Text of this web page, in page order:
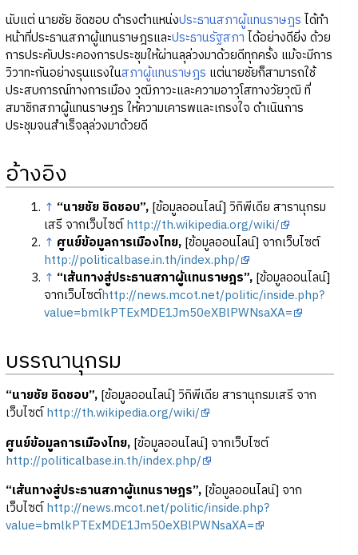
นับแต่ นายชัย ชิดชอบ ดำรงตำแหน่งประธานสภาผู้แทนราษฎร ได้ทำ
หน้าที่ประธานสภาผู้แทนราษฎรและประธานรัฐสภา ได้อย่างดียิ่ง ด้วย
การประคับประคองการประชุมให้ผ่านลุล่วงมาด้วยดีทุกครั้ง แม้จะมีการ
วิวาทะกันอย่างรุนแรงในสภาผู้แทนราษฎร แต่นายชัยก็สามารถใช้
ประสบการณ์ทางการเมือง วุฒิภาวะและความอาวุโสทางวัยวุฒิ ที่
สมาชิกสภาผู้แทนราษฎร ให้ความเคารพและเกรงใจ ดำเนินการ
ประชุมจนสำเร็จลุล่วงมาด้วยดี
อ้างอิง
↑ “นายชัย ชิดชอบ”, [ข้อมูลออนไลน์] วิกิพีเดีย สารานุกรม
เสรี จากเว็บไซต์http://th.wikipedia.org/wiki/
↑ ศูนย์ข้อมูลการเมืองไทย, [ข้อมูลออนไลน์] จากเว็บไซต์
http://politicalbase.in.th/index.php/
↑ “เส้นทางสู่ประธานสภาผู้แทนราษฎร”, [ข้อมูลออนไลน์]
จากเว็บไซต์http://news.mcot.net/politic/inside.php?
value=bmlkPTExMDE1Jm50eXBlPWNsaXA=
บรรณานุกรม
“นายชัย ชิดชอบ”,[ข้อมูลออนไลน์] วิกิพีเดีย สารานุกรมเสรี จาก
เว็บไซต์http://th.wikipedia.org/wiki/
ศูนย์ข้อมูลการเมืองไทย,[ข้อมูลออนไลน์] จากเว็บไซต์
http://politicalbase.in.th/index.php/
“เส้นทางสู่ประธานสภาผู้แทนราษฎร”,[ข้อมูลออนไลน์] จาก
เว็บไซต์http://news.mcot.net/politic/inside.php?
value=bmlkPTExMDE1Jm50eXBlPWNsaXA=